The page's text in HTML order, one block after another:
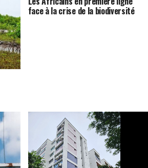
face à la crise de la biodiversité